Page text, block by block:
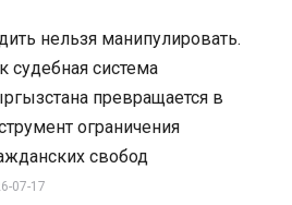
нельзя манипулировать.
судебная система
превращается в
ограничения
свобод
07-17